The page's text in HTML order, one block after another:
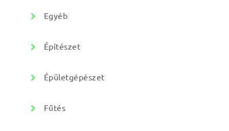
Egyéb
Építészet
Épületgépészet
Fűtés